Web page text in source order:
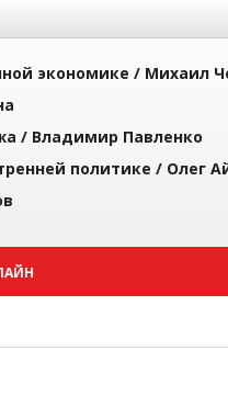
экономике / Михаил
/ Владимир Павленко
политике / Олег